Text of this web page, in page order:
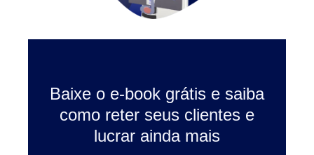
Baixe o e-book grátis e saiba
como reter seus clientes e
lucrar ainda mais